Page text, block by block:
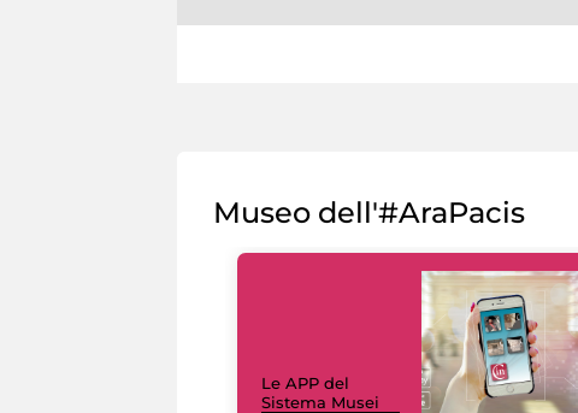
Museo dell'#AraPacis
Le APP del
Sistema Musei